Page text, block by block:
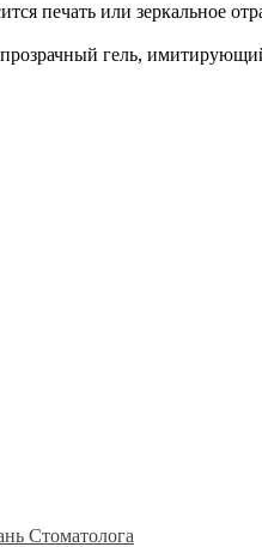
печать или зеркальное
гель,
Стоматолога